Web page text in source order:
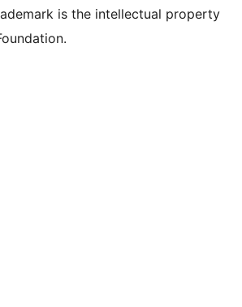
is the intellectual property